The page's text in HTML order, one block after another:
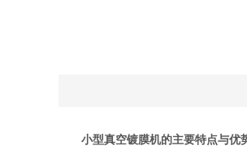
小型真空镀膜机的主要特点与优